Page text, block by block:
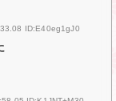
ID:E40eg1gJ0